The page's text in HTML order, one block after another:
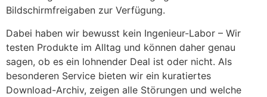
Bildschirmfreigaben zur Verfügung.
Dabei haben wir bewusst kein Ingenieur-Labor – Wir
testen Produkte im Alltag und können daher genau
sagen, ob es ein lohnender Deal ist oder nicht. Als
besonderen Service bieten wir ein kuratiertes
Download-Archiv, zeigen alle Störungen und welche